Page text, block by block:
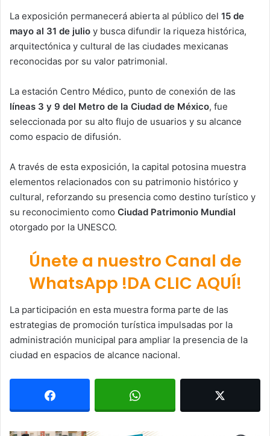
La exposición permanecerá abierta al público del 15 de
mayo al 31 de julio y busca difundir la riqueza histórica,
arquitectónica y cultural de las ciudades mexicanas
reconocidas por su valor patrimonial.
La estación Centro Médico, punto de conexión de las
líneas 3 y 9 del Metro de la Ciudad de México, fue
seleccionada por su alto flujo de usuarios y su alcance
como espacio de difusión.
A través de esta exposición, la capital potosina muestra
elementos relacionados con su patrimonio histórico y
cultural, reforzando su presencia como destino turístico y
su reconocimiento como Ciudad Patrimonio Mundial
otorgado por la UNESCO.
Únete a nuestro Canal de
WhatsApp !DA CLIC AQUÍ!
La participación en esta muestra forma parte de las
estrategias de promoción turística impulsadas por la
administración municipal para ampliar la presencia de la
ciudad en espacios de alcance nacional.